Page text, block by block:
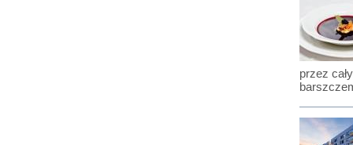
przez